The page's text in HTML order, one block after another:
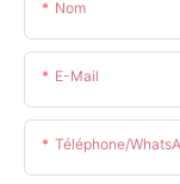
Nom
E-Mail
Téléphone/